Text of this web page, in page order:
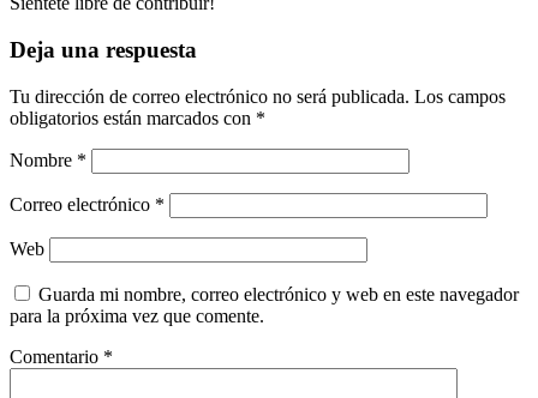
Deja una respuesta
Tu dirección de correo electrónico no será publicada. Los campos
obligatorios están marcados con *
Nombre *
Correo electrónico *
Web
Guarda mi nombre, correo electrónico y web en este navegador
para la próxima vez que comente.
Comentario *